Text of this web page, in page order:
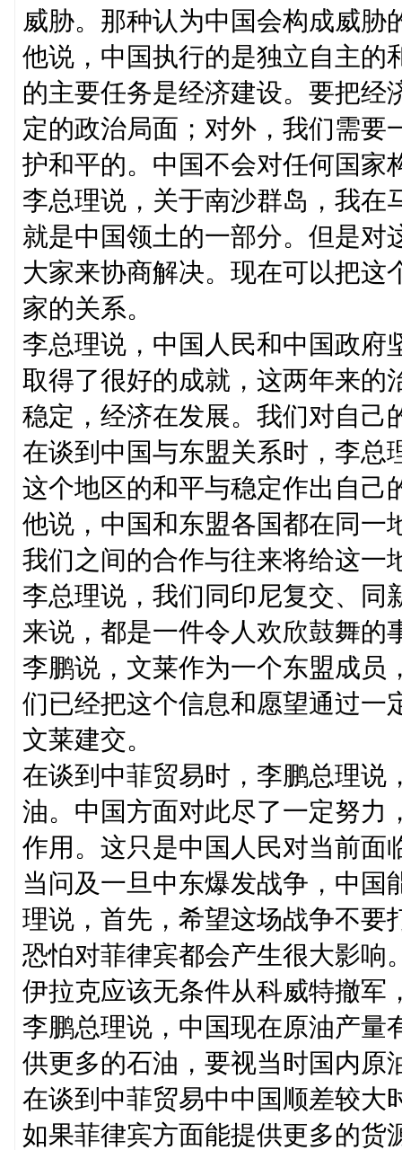
威胁。那种认为中国会构成威胁
他说，中国执行的是独立自主的
的主要任务是经济建设。要把经
定的政治局面；对外，我们需要
护和平的。中国不会对任何国家
李总理说，关于南沙群岛，我在
就是中国领土的一部分。但是对
大家来协商解决。现在可以把这
家的关系。
李总理说，中国人民和中国政府
取得了很好的成就，这两年来的
稳定，经济在发展。我们对自己
在谈到中国与东盟关系时，李总
这个地区的和平与稳定作出自己
他说，中国和东盟各国都在同一
我们之间的合作与往来将给这一
李总理说，我们同印尼复交、同
来说，都是一件令人欢欣鼓舞的
李鹏说，文莱作为一个东盟成员
们已经把这个信息和愿望通过一
文莱建交。
在谈到中菲贸易时，李鹏总理说
油。中国方面对此尽了一定努力
作用。这只是中国人民对当前面
当问及一旦中东爆发战争，中国
理说，首先，希望这场战争不要
恐怕对菲律宾都会产生很大影响
伊拉克应该无条件从科威特撤军
李鹏总理说，中国现在原油产量
供更多的石油，要视当时国内原
在谈到中菲贸易中中国顺差较大
如果菲律宾方面能提供更多的货